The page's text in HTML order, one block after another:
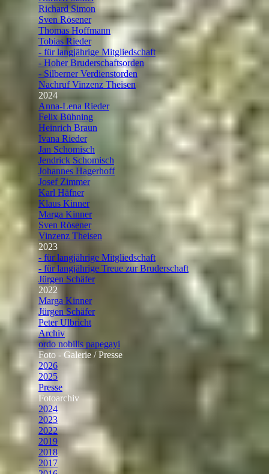
Richard Simon
Sven Rösener
Thomas Hoffmann
Tobias Rieder
- für langjährige Mitgliedschaft
- Hoher Bruderschaftsorden
- Silberner Verdienstorden
Nachruf Vinzenz Theisen
2024
Anna-Lena Rieder
Felix Bühning
Heinrich Braun
Ivana Rieder
Jan Schomisch
Jendrick Schomisch
Johannes Hagerhoff
Josef Zimmer
Karl Häfner
Klaus Kinner
Marga Kinner
Sven Rösener
Vinzenz Theisen
2023
- für langjährige Mitgliedschaft
- für langjährige Treue zur Bruderschaft
Jürgen Schäfer
2022
Marga Kinner
Jürgen Schäfer
Peter Ulbricht
Archiv
ordo nobilis papegayi
Foto - Galerie / Presse
2026
2025
Presse
Fotoarchiv ▼
2024
2023
2022
2019
2018
2017